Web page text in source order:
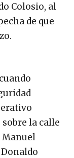
Colosio, al
de que
la calle
Manuel